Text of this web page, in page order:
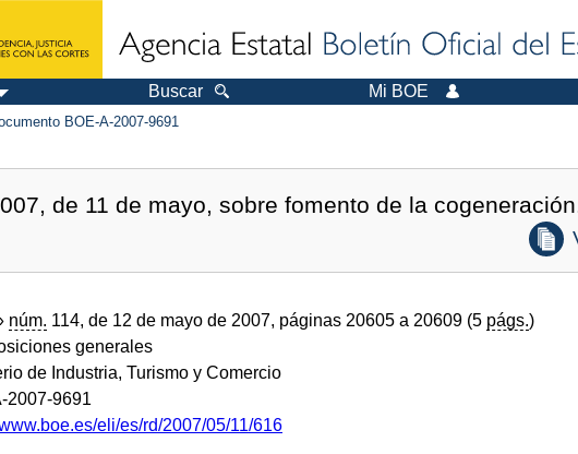
Buscar Mi BOE
BOE-A-2007-9691
de 11 de mayo, sobre fomento de la
núm. 114, de 12 de mayo de 2007, páginas 20605 a 20609 (5 págs.)
generales
de Industria, Turismo y Comercio
2007-9691
eli/es/rd/2007/05/11/616